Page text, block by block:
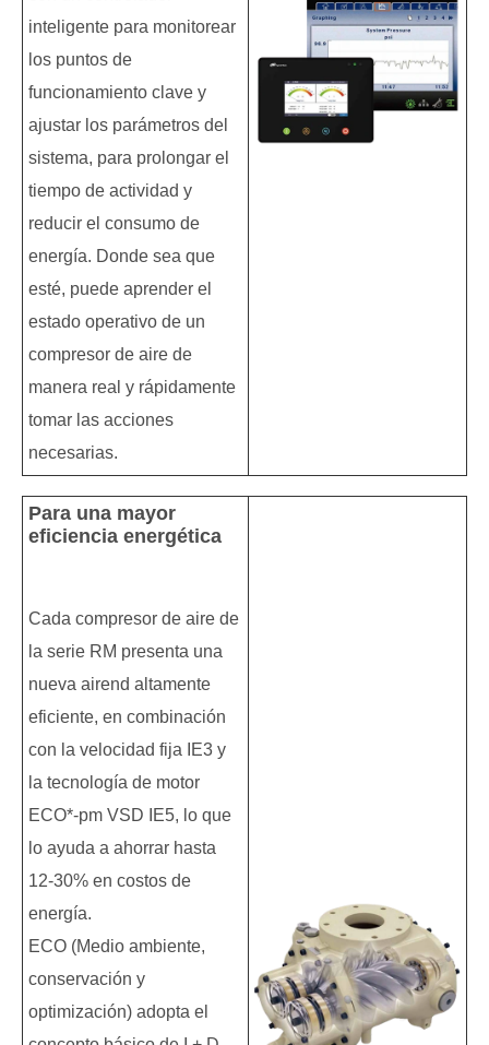
inteligente para monitorear
los puntos de
funcionamiento clave y
ajustar los parámetros del
sistema, para prolongar el
tiempo de actividad y
reducir el consumo de
energía. Donde sea que
esté, puede aprender el
estado operativo de un
compresor de aire de
manera real y rápidamente
tomar las acciones
necesarias.
Para una mayor
eficiencia energética
Cada compresor de aire de
la serie RM presenta una
nueva airend altamente
eficiente, en combinación
con la velocidad fija IE3 y
la tecnología de motor
ECO*-pm VSD IE5, lo que
lo ayuda a ahorrar hasta
12-30% en costos de
energía.
ECO (Medio ambiente,
conservación y
optimización) adopta el